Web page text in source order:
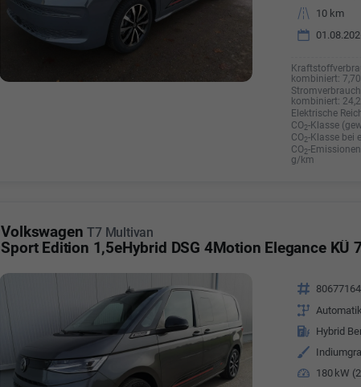
Kilometerstand
10 km
kombiniert:
kombiniert:
Elektrische
CO2-Klasse
CO2-Klasse bei
CO2-
g/km
Volkswagen T7 Multivan
Sport Edition 1,5eHybrid DSG 4Motion Elegance KÜ
Fahrzeugnr.
Getriebe
Kraftstoff Hybrid
Außenfarbe
Leistung 180 kW